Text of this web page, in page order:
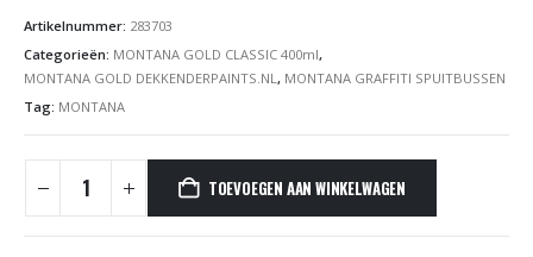
Artikelnummer: 283703
Categorieën: MONTANA GOLD CLASSIC 400ml,
MONTANA GOLD DEKKENDERPAINTS.NL , MONTANA GRAFFITI SPUITBUSSEN
Tag: MONTANA
TOEVOEGEN AAN WINKELWAGEN